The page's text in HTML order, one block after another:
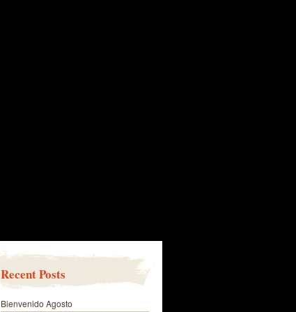
Recent Posts
Bienvenido Agosto